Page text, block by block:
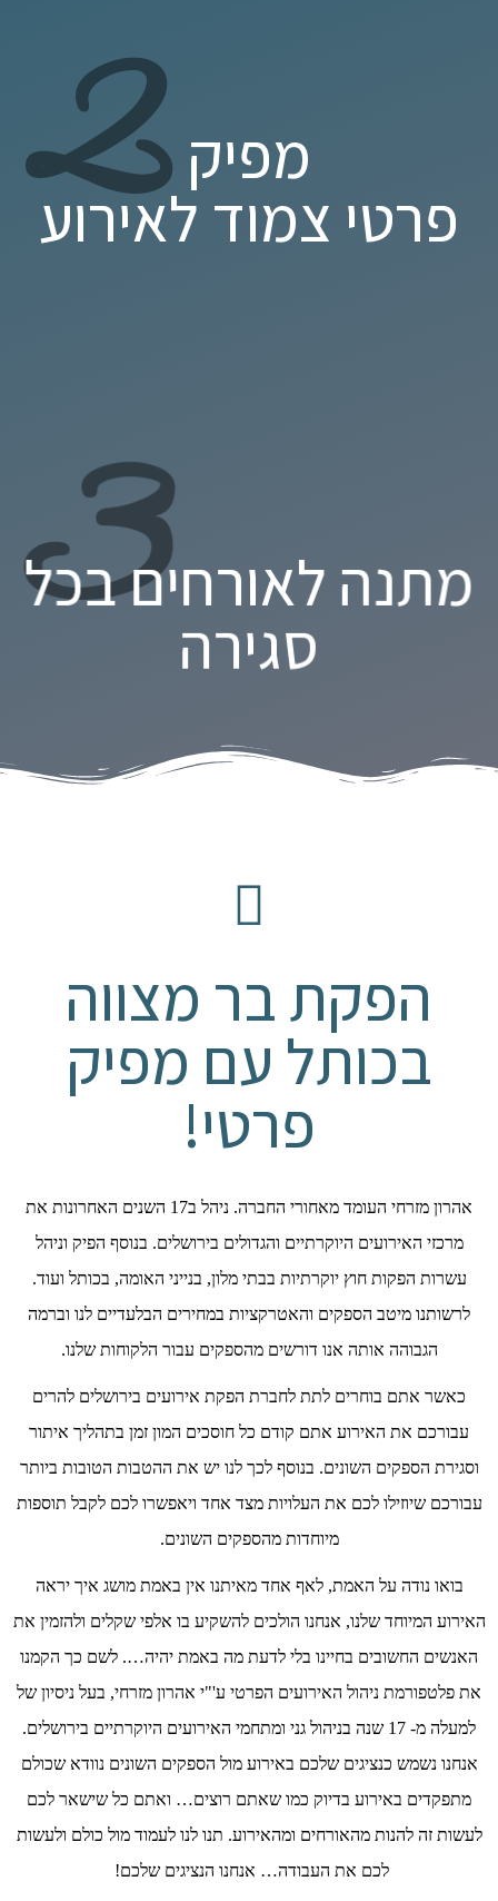
2 מפיק
פרטי צמוד לאירוע
3
מתנה לאורחים בכל
סגירה
הפקת בר מצווה
בכותל עם מפיק
פרטי!
אהרון מזרחי העומד מאחורי החברה. ניהל ב17 השנים האחרונות את
מרכזי האירועים היוקרתיים והגדולים בירושלים. בנוסף הפיק וניהל
עשרות הפקות חוץ יוקרתיות בבתי מלון, בנייני האומה, בכותל ועוד.
לרשותנו מיטב הספקים והאטרקציות במחירים הבלעדיים לנו וברמה
הגבוהה אותה אנו דורשים מהספקים עבור הלקוחות שלנו.
כאשר אתם בוחרים לתת לחברת הפקת אירועים בירושלים להרים
עבורכם את האירוע אתם קודם כל חוסכים המון זמן בתהליך איתור
וסגירת הספקים השונים. בנוסף לכך לנו יש את ההטבות הטובות ביותר
עבורכם שיוזילו לכם את העלויות מצד אחד ויאפשרו לכם לקבל תוספות
מיוחדות מהספקים השונים.
בואו נודה על האמת, לאף אחד מאיתנו אין באמת מושג איך יראה
האירוע המיוחד שלנו, אנחנו הולכים להשקיע בו אלפי שקלים ולהזמין את
האנשים החשובים בחיינו בלי לדעת מה באמת יהיה…. לשם כך הקמנו
את פלטפורמת ניהול האירועים הפרטי ע'"י אהרון מזרחי, בעל ניסיון של
למעלה מ- 17 שנה בניהול גני ומתחמי האירועים היוקרתיים בירושלים.
אנחנו נשמש כנציגים שלכם באירוע מול הספקים השונים נוודא שכולם
מתפקדים באירוע בדיוק כמו שאתם רוצים… ואתם כל שישאר לכם
לעשות זה להנות מהאורחים ומהאירוע. תנו לנו לעמוד מול כולם ולעשות
לכם את העבודה… אנחנו הנציגים שלכם!